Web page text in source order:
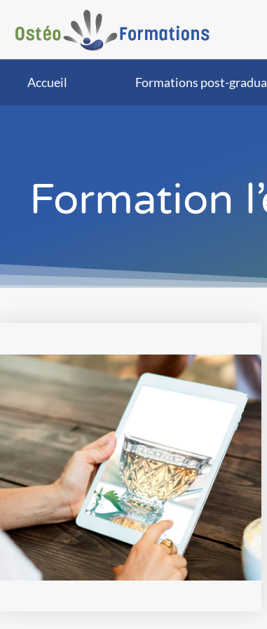
Accueil Formations post-
Formation